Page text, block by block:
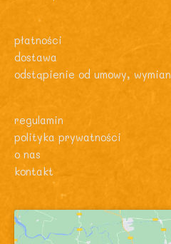
płatności
dostawa
odstąpienie od umowy,
regulamin
polityka prywatności
o nas
kontakt